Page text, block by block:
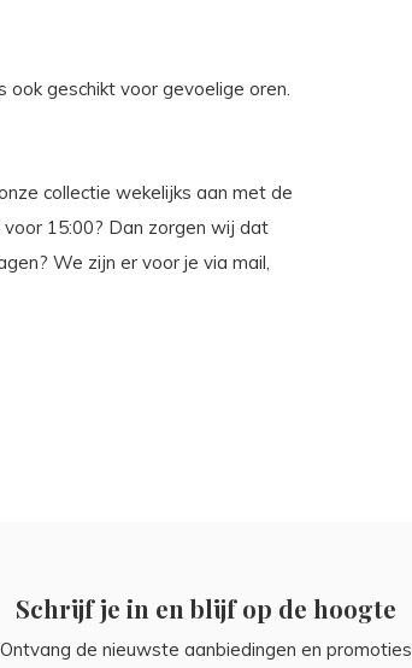
geschikt voor gevoelige oren.
collectie wekelijks aan met de
15:00? Dan zorgen wij dat
We zijn er voor je via mail,
Schrijf je in en blijf op de hoogte
Ontvang de nieuwste aanbiedingen en promoties